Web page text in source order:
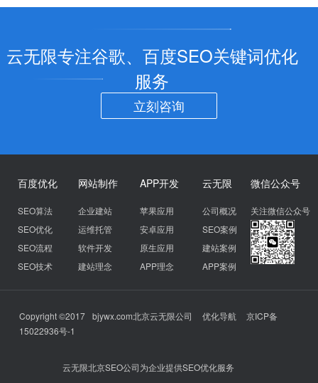
云无限专注谷歌、百度SEO关键词优化
服务
立刻咨询
百度优化
SEO算法
SEO优化
SEO流程
SEO技术
网站制作
企业建站
运维托管
软件开发
建站理念
APP开发
苹果应用
安卓应用
原生应用
APP理念
云无限
公司概况
SEO案例
建站案例
APP案例
微信公众号
关注微信公众号
Copyright ©2017 bjywx.com北京云无限公司 优化导航
京ICP备
15022936号-1
云无限北京SEO公司为企业提供SEO优化服务